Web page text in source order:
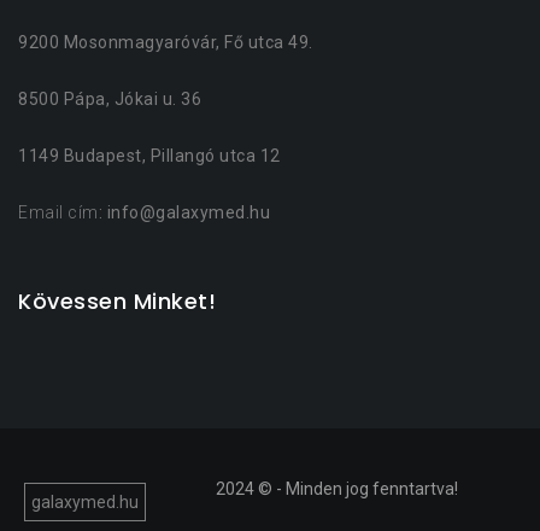
9200 Mosonmagyaróvár, Fő utca 49.
8500 Pápa, Jókai u. 36
1149 Budapest, Pillangó utca 12
Email cím: info@galaxymed.hu
Kövessen Minket!
2024 ©
galaxymed.hu
- Minden jog fenntartva!